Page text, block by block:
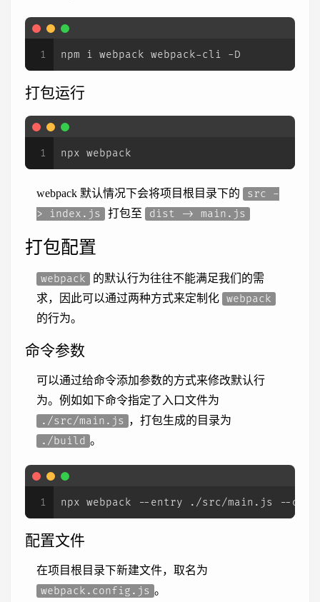
1 npm i webpack webpack-cli -D
打包运行
1 npx webpack
webpack 默认情况下会将项目根目录下的
src -
> index.js
打包至 dist -> main.js
打包配置
webpack
的默认行为往往不能满足我们的需
求，因此可以通过两种方式来定制化 webpack
的行为。
命令参数
可以通过给命令添加参数的方式来修改默认行
为。例如如下命令指定了入口文件为
./src/main.js ，打包生成的目录为
./build 。
1 npx webpack --entry ./src/main.js --
配置文件
在项目根目录下新建文件，取名为
webpack.config.js 。